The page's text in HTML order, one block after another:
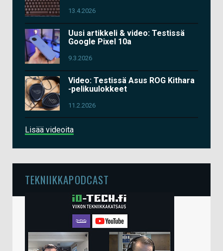
13.4.2026
Uusi artikkeli & video: Testissä
Google Pixel 10a
9.3.2026
Video: Testissä Asus ROG Kithara
-pelikuulokkeet
11.2.2026
Lisää videoita
TEKNIIKKAPODCAST